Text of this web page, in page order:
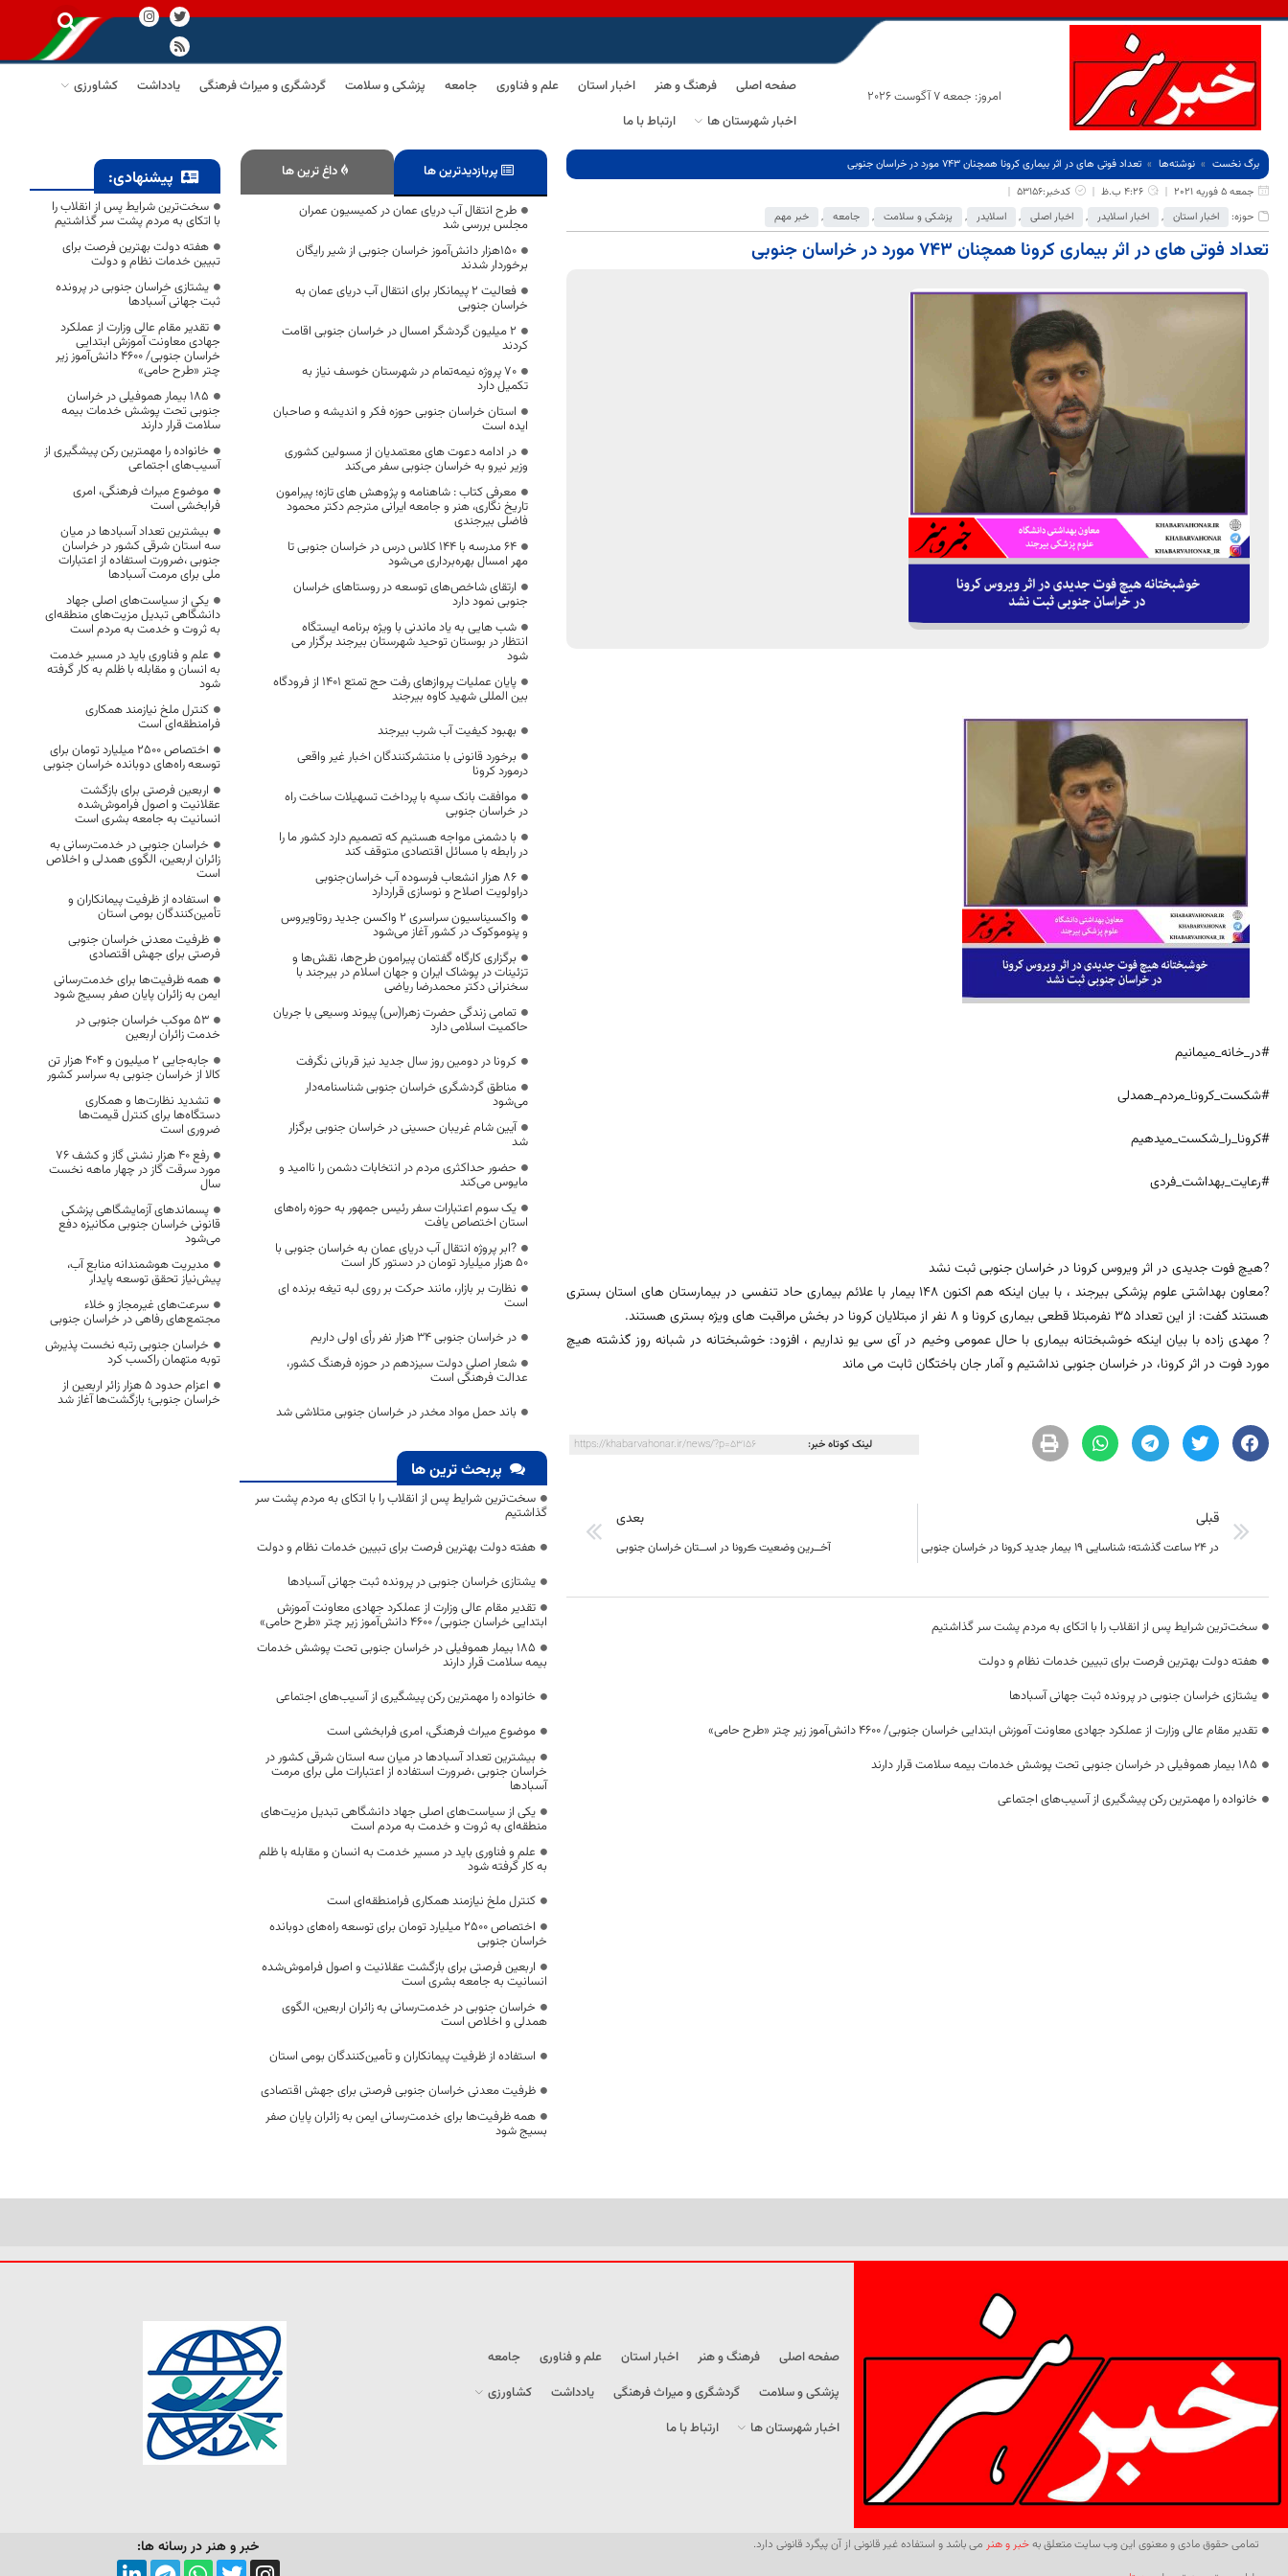
امروز: جمعه 7 آگوست 2026
صفحه اصلی فرهنگ و هنر اخبار استان علم و فناوری جامعه پزشکی و سلامت گردشگری و میراث فرهنگی یادداشت
کشاورزی
اخبار شهرستان ها
ارتباط با ما
برگ نخست نوشته‌ها
تعداد فوتی های در اثر بیماری کرونا همچنان ۷۴۳ مورد در خراسان جنوبی
جمعه 5 فوریه 2021
4:26 ب.ظ
کدخبر:53156
حوزه:
اخبار استان , اخبار اسلایدر , اخبار اصلی , اسلایدر , پزشکی و سلامت , جامعه , خبر مهم
تعداد فوتی های در اثر بیماری کرونا همچنان ۷۴۳ مورد در خراسان جنوبی
#در_خانه_میمانیم
#شکست_کرونا_مردم_همدلی
#کرونا_را_شکست_میدهیم
#رعایت_بهداشت_فردی
?هیچ فوت جدیدی در اثر ویروس کرونا در خراسان جنوبی ثبت نشد
?معاون بهداشتی علوم پزشکی بیرجند ، با بیان اینکه هم اکنون ۱۴۸ بیمار با علائم بیماری حاد تنفسی در بیمارستان های استان بستری
هستند گفت: از این تعداد ۳۵ نفرمبتلا قطعی بیماری کرونا و ۸ نفر از مبتلایان کرونا در بخش مراقبت های ویژه بستری هستند.
? مهدی زاده با بیان اینکه خوشبختانه بیماری با حال عمومی وخیم در آی سی یو نداریم ، افزود: خوشبختانه در شبانه روز گذشته هیچ
مورد فوت در اثر کرونا، در خراسان جنوبی نداشتیم و آمار جان باختگان ثابت می ماند
لینک کوتاه خبر: https://khabarvahonar.ir/news/?p=53156
قبلی
در 24 ساعت گذشته؛ شناسایی ۱۹ بیمار جدید کرونا در خراسان جنوبی
بعدی
آخــرین وضعیت ڪرونا در اســتان خراسان جنوبی
سخت‌ترین شرایط پس از انقلاب را با اتکای به مردم پشت سر گذاشتیم
هفته دولت بهترین فرصت برای تبیین خدمات نظام و دولت
یشتازی خراسان جنوبی در پرونده ثبت جهانی آسبادها
تقدیر مقام عالی وزارت از عملکرد جهادی معاونت آموزش ابتدایی خراسان جنوبی/ ۴۶۰۰ دانش‌آموز زیر چتر «طرح حامی»
۱۸۵ بیمار هموفیلی در خراسان جنوبی تحت پوشش خدمات بیمه سلامت قرار دارند
خانواده را مهمترین رکن پیشگیری از آسیب‌های اجتماعی
پربازدیدترین ها داغ ترین ها
طرح انتقال آب دریای عمان در کمیسیون عمران
مجلس بررسی شد
۱۵۰هزار دانش‌آموز خراسان جنوبی از شیر رایگان
برخوردار شدند
فعالیت ۲ پیمانکار برای انتقال آب دریای عمان به
خراسان جنوبی
۲ میلیون گردشگر امسال در خراسان جنوبی اقامت
کردند
۷۰ پروژه نیمه‌تمام در شهرستان خوسف نیاز به
تکمیل دارد
استان خراسان جنوبی حوزه فکر و اندیشه و صاحبان
ایده است
در ادامه دعوت های معتمدیان از مسولین کشوری
وزیر نیرو به خراسان جنوبی سفر می‌کند
معرفی کتاب : شاهنامه و پژوهش های تازه؛ پیرامون
تاریخ نگاری، هنر و جامعه ایرانی مترجم دکتر محمود
فاضلی بیرجندی
۶۴ مدرسه با ۱۴۴ کلاس درس در خراسان جنوبی تا
مهر امسال بهره‌برداری می‌شود
ارتقای شاخص‌های توسعه در روستاهای خراسان‌
جنوبی نمود دارد
شب هایی به یاد ماندنی با ویژه برنامه ایستگاه
انتظار در بوستان‌ توحید شهرستان بیرجند برگزار می
شود
پایان عملیات پروازهای رفت حج تمتع 1401 از فرودگاه
بین المللی شهید کاوه بیرجند
بهبود کیفیت آب شرب بیرجند
برخورد قانونی با منتشرکنندگان اخبار غیر واقعی
درمورد کرونا
موافقت بانک سپه با پرداخت تسهیلات ساخت راه
در خراسان جنوبی
با دشمنی مواجه هستیم که تصمیم دارد کشور ما را
در رابطه با مسائل اقتصادی متوقف کند
۸۶ هزار انشعاب فرسوده آب خراسان‌جنوبی
دراولویت اصلاح و نوسازی قراردارد
واکسیناسیون سراسری ۲ واکسن جدید روتاویروس
و پنوموکوک در کشور آغاز می‌شود
برگزاری کارگاه گفتمان پیرامون طرح‌ها، نقش‌ها و
تزئینات در پوشاک ایران و جهان اسلام در بیرجند با
سخنرانی دکتر محمدرضا ریاضی
تمامی زندگی حضرت زهرا(س) پیوند وسیعی با جریان
حاکمیت اسلامی دارد
کرونا در دومین روز سال جدید نیز قربانی نگرفت
مناطق گردشگری خراسان جنوبی شناسنامه‌دار
می‌شود
آیین شام غریبان حسینی در خراسان جنوبی برگزار
شد
حضور حداکثری مردم در انتخابات دشمن را ناامید و
مایوس می‌کند
یک سوم اعتبارات سفر رئیس جمهور به حوزه راه‌های
استان اختصاص یافت
?ابر پروژه انتقال آب دریای عمان به خراسان جنوبی با
۵۰ هزار میلیارد تومان در دستور کار است
نظارت بر بازار، مانند حرکت بر روی لبه تیغه برنده ای
است
در خراسان جنوبی ۳۴ هزار نفر رأی اولی داریم
شعار اصلی دولت سیزدهم در حوزه فرهنگ کشور،
عدالت فرهنگی است
باند حمل مواد مخدر در خراسان جنوبی متلاشی شد
پربحث ترین ها
سخت‌ترین شرایط پس از انقلاب را با اتکای به مردم پشت سر
گذاشتیم
هفته دولت بهترین فرصت برای تبیین خدمات نظام و دولت
یشتازی خراسان جنوبی در پرونده ثبت جهانی آسبادها
تقدیر مقام عالی وزارت از عملکرد جهادی معاونت آموزش
ابتدایی خراسان جنوبی/ ۴۶۰۰ دانش‌آموز زیر چتر «طرح حامی»
۱۸۵ بیمار هموفیلی در خراسان جنوبی تحت پوشش خدمات
بیمه سلامت قرار دارند
خانواده را مهمترین رکن پیشگیری از آسیب‌های اجتماعی
موضوع میراث فرهنگی، امری فرابخشی است
بیشترین تعداد آسبادها در میان سه استان شرقی کشور در
خراسان جنوبی ،ضرورت استفاده از اعتبارات ملی برای مرمت
آسبادها
یکی از سیاست‌های اصلی جهاد دانشگاهی تبدیل مزیت‌های
منطقه‌ای به ثروت و خدمت به مردم است
علم و فناوری باید در مسیر خدمت به انسان و مقابله با ظلم
به کار گرفته شود
کنترل ملخ نیازمند همکاری فرامنطقه‌ای است
اختصاص 2500 میلیارد تومان برای توسعه راه‌های دوبانده
خراسان جنوبی
اربعین فرصتی برای بازگشت عقلانیت و اصول فراموش‌شده
انسانیت به جامعه بشری است
خراسان جنوبی در خدمت‌رسانی به زائران اربعین، الگوی
همدلی و اخلاص است
استفاده از ظرفیت پیمانکاران و تأمین‌کنندگان بومی استان
ظرفیت معدنی خراسان جنوبی فرصتی برای جهش اقتصادی
همه ظرفیت‌ها برای خدمت‌رسانی ایمن به زائران پایان صفر
بسیج شود
پیشنهادی:
سخت‌ترین شرایط پس از انقلاب را
با اتکای به مردم پشت سر گذاشتیم
هفته دولت بهترین فرصت برای
تبیین خدمات نظام و دولت
یشتازی خراسان جنوبی در پرونده
ثبت جهانی آسبادها
تقدیر مقام عالی وزارت از عملکرد
جهادی معاونت آموزش ابتدایی
خراسان جنوبی/ ۴۶۰۰ دانش‌آموز زیر
چتر «طرح حامی»
۱۸۵ بیمار هموفیلی در خراسان
جنوبی تحت پوشش خدمات بیمه
سلامت قرار دارند
خانواده را مهمترین رکن پیشگیری از
آسیب‌های اجتماعی
موضوع میراث فرهنگی، امری
فرابخشی است
بیشترین تعداد آسبادها در میان
سه استان شرقی کشور در خراسان
جنوبی ،ضرورت استفاده از اعتبارات
ملی برای مرمت آسبادها
یکی از سیاست‌های اصلی جهاد
دانشگاهی تبدیل مزیت‌های منطقه‌ای
به ثروت و خدمت به مردم است
علم و فناوری باید در مسیر خدمت
به انسان و مقابله با ظلم به کار گرفته
شود
کنترل ملخ نیازمند همکاری
فرامنطقه‌ای است
اختصاص 2500 میلیارد تومان برای
توسعه راه‌های دوبانده خراسان جنوبی
اربعین فرصتی برای بازگشت
عقلانیت و اصول فراموش‌شده
انسانیت به جامعه بشری است
خراسان جنوبی در خدمت‌رسانی به
زائران اربعین، الگوی همدلی و اخلاص
است
استفاده از ظرفیت پیمانکاران و
تأمین‌کنندگان بومی استان
ظرفیت معدنی خراسان جنوبی
فرصتی برای جهش اقتصادی
همه ظرفیت‌ها برای خدمت‌رسانی
ایمن به زائران پایان صفر بسیج شود
53 موکب خراسان جنوبی در
خدمت زائران اربعین
جابه‌جایی 2 میلیون و 404 هزار تن
کالا از خراسان جنوبی به سراسر کشور
تشدید نظارت‌ها و همکاری
دستگاه‌ها برای کنترل قیمت‌ها
ضروری است
رفع 40 هزار نشتی گاز و کشف 76
مورد سرقت گاز در چهار ماهه نخست
سال
پسماندهای آزمایشگاهی پزشکی
قانونی خراسان جنوبی مکانیزه دفع
می‌شود
مدیریت هوشمندانه منابع آب،
پیش‌نیاز تحقق توسعه پایدار
سرعت‌های غیرمجاز و خلاء
مجتمع‌های رفاهی در خراسان جنوبی
خراسان جنوبی رتبه نخست پذیرش
توبه متهمان راکسب کرد
اعزام حدود 5 هزار زائر اربعین از
خراسان جنوبی؛ بازگشت‌ها آغاز شد
صفحه اصلی فرهنگ و هنر اخبار استان علم و فناوری
جامعه
پزشکی و سلامت
گردشگری و میراث فرهنگی یادداشت
کشاورزی
اخبار شهرستان ها
ارتباط با ما
تمامی حقوق مادی و معنوی این وب سایت متعلق بهخبر و هنر می باشد و استفاده غیر قانونی از آن پیگرد قانونی دارد.
خبر و هنر در رسانه ها: